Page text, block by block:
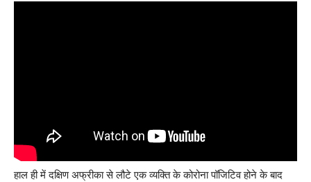
हाल ही में दक्षिण अफ्रीका से लौटे एक व्यक्ति के कोरोना पॉजिटिव होने के बाद